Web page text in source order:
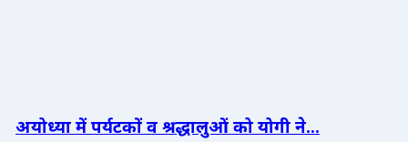
अयोध्या में पर्यटकों व श्रद्धालुओं को योगी ने...